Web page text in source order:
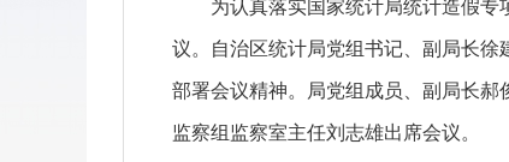
为认真落实国家统计局统计造假专项
议。自治区统计局党组书记、副局长徐
部署会议精神。局党组成员、副局长郝
监察组监察室主任刘志雄出席会议。